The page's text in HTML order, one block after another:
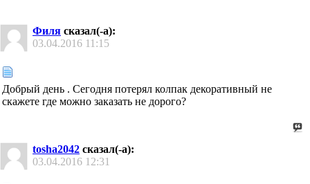
Филя сказал(-а):
03.04.2016 11:15
Добрый день . Сегодня потерял колпак декоративный не
скажете где можно заказать не дорого?
tosha2042 сказал(-а):
03.04.2016 12:31